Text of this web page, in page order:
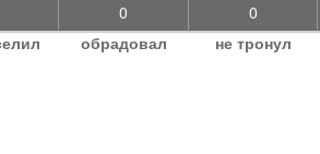
0
обрадовал
0
не тронул